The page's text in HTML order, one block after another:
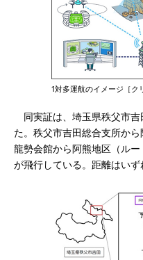
1対多運航のイメージ［ク
同実証は、埼玉県秩父市吉
た。秩父市吉田総合支所か
龍勢会館から阿熊地区（ル
が飛行している。距離はいず